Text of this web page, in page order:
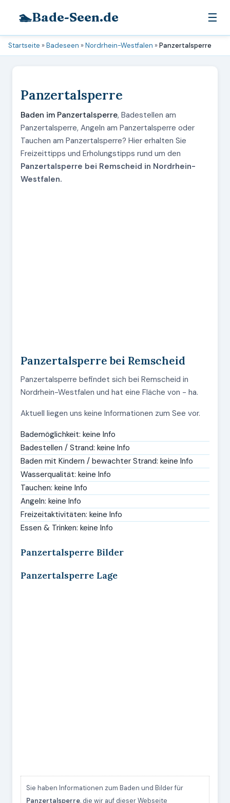
🏊Bade-Seen.de ☰
Startseite »Badeseen »Nordrhein-Westfalen »Panzertalsperre
Panzertalsperre
Baden im Panzertalsperre, Badestellen am
Panzertalsperre, Angeln am Panzertalsperre oder
Tauchen am Panzertalsperre? Hier erhalten Sie
Freizeittipps und Erholungstipps rund um den
Panzertalsperre bei Remscheid in Nordrhein-
Westfalen.
Panzertalsperre bei Remscheid
Panzertalsperre befindet sich bei Remscheid in
Nordrhein-Westfalen und hat eine Fläche von - ha.
Aktuell liegen uns keine Informationen zum See vor.
Bademöglichkeit: keine Info
Badestellen / Strand: keine Info
Baden mit Kindern / bewachter Strand: keine Info
Wasserqualität: keine Info
Tauchen: keine Info
Angeln: keine Info
Freizeitaktivitäten: keine Info
Essen & Trinken: keine Info
Panzertalsperre Bilder
Panzertalsperre Lage
Sie haben Informationen zum Baden und Bilder für
Panzertalsperre, die wir auf dieser Webseite